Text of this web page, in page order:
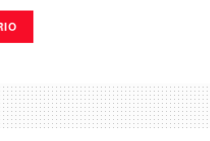
Leer